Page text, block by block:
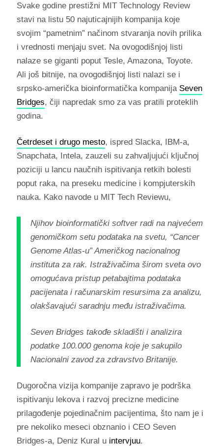
Svake godine prestižni MIT Technology Review
stavi na listu 50 najuticajnijih kompanija koje
svojim “pametnim” načinom stvaranja novih prilika
i vrednosti menjaju svet. Na ovogodišnjoj listi
nalaze se giganti poput Tesle, Amazona, Toyote.
Ali još bitnije, na ovogodišnjoj listi nalazi se i
srpsko-američka bioinformatička kompanija Seven
Bridges, čiji napredak smo za vas pratili proteklih
godina.
Četrdeset i drugo mesto, ispred Slacka, IBM-a,
Snapchata, Intela, zauzeli su zahvaljujući ključnoj
poziciji u lancu naučnih ispitivanja retkih bolesti
poput raka, na preseku medicine i kompjuterskih
nauka. Kako navode u MIT Tech Reviewu,
Njihov bioinformatički softver radi na najvećem
genomičkom setu podataka na svetu, “Cancer
Genome Atlas-u” Američkog nacionalnog
instituta za rak. Istraživačima širom sveta ovo
omogućava pristup petabajtima podataka
pacijenata i računarskim resursima za analizu,
olakšavajući saradnju među istraživačima.
Seven Bridges takođe skladišti i analizira
podatke 100.000 genoma koje je sakupilo
Nacionalni zavod za zdravstvo Britanije.
Dugoročna vizija kompanije zapravo je podrška
ispitivanju lekova i razvoj precizne medicine
prilagođenje pojedinačnim pacijentima, što nam je i
pre nekoliko meseci obznanio i CEO Seven
Bridges-a, Deniz Kural u intervjuu.